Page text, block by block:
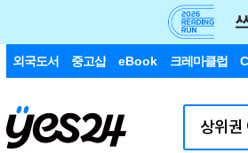
외국도서 중고샵 eBook 크레마클럽